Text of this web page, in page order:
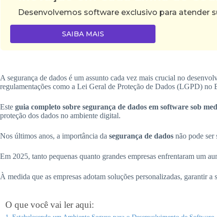
Desenvolvemos software exclusivo para atender
SAIBA MAIS
A segurança de dados é um assunto cada vez mais crucial no
regulamentações como a Lei Geral de Proteção de Dados (LGPD) no
Este guia completo sobre segurança de dados em software sob
proteção dos dados no ambiente digital.
Nos últimos anos, a importância da segurança de dados não pode ser
Em 2025, tanto pequenas quanto grandes empresas enfrentaram um
À medida que as empresas adotam soluções personalizadas, garantir
O que você vai ler aqui: